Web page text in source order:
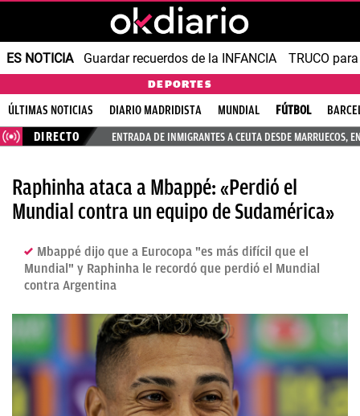
ES NOTICIA Guardar recuerdos de la INFANCIA TRUCO
DEPORTES
ÚLTIMAS NOTICIAS DIARIO MADRIDISTA MUNDIAL FÚTBOL
DIRECTO
ENTRADA DE INMIGRANTES A CEUTA DESDE MARRUECOS,
Raphinha ataca a Mbappé: «Perdió el
Mundial contra un equipo de Sudamérica»
Mbappé dijo que a Eurocopa "es más difícil que el
Mundial" y Raphinha le recordó que perdió el Mundial
contra Argentina